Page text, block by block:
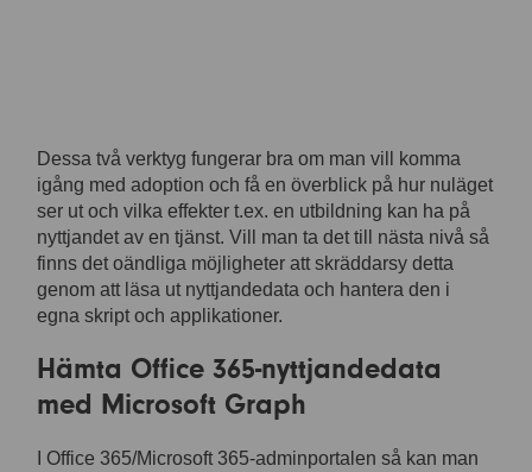
Dessa två verktyg fungerar bra om man vill komma
igång med adoption och få en överblick på hur nuläget
ser ut och vilka effekter t.ex. en utbildning kan ha på
nyttjandet av en tjänst. Vill man ta det till nästa nivå så
finns det oändliga möjligheter att skräddarsy detta
genom att läsa ut nyttjandedata och hantera den i
egna skript och applikationer.
Hämta Office 365-nyttjandedata
med Microsoft Graph
I Office 365/Microsoft 365-adminportalen så kan man